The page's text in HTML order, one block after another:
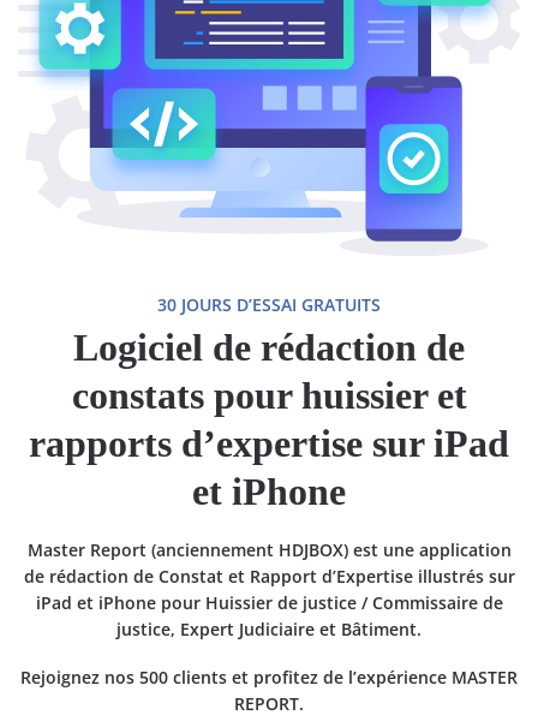
30 JOURS D’ESSAI GRATUITS
Logiciel de rédaction de
constats pour huissier et
rapports d’expertise sur iPad
et iPhone
Master Report (anciennement HDJBOX) est une application
de rédaction de Constat et Rapport d’Expertiseillustrés sur
iPad et iPhone pour Huissier de justice/Commissaire de
justice, Expert Judiciaire et Bâtiment.
Rejoignez nos 500 clients et profitez de l’expérience MASTER
REPORT.